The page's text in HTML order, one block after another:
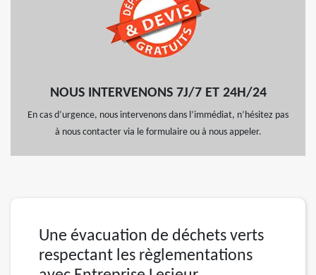
NOUS INTERVENONS 7J/7 ET 24H/24
En cas d’urgence, nous intervenons dans l’immédiat, n’hésitez pas
à nous contacter via le formulaire ou à nous appeler.
Une évacuation de déchets verts
respectant les règlementations